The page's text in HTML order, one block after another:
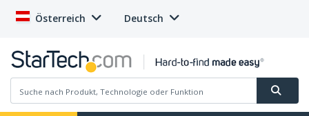
Österreich Deutsch